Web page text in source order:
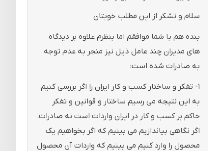
سلام و تشکر از این مطلب خوبتان
بنده هم با شما موافقم اما بنظرم علاوه بر دیدگاه
های مدیران چند عامل ذیل نیز منجر به عدم توجه
به صادرات شده است:
۱- تفکر و ساختار کسب و کار ایران را اگر بررسی کنیم
به این نتیجه می رسیم ساختار و قوانین و تفکر
حاکم بر کسب و کار در ایران واردات است نه صادرات.
اگر نگاهی بیاندازیم می بینیم که اگر بخواهیم یک
محصول را وارد کنیم می بینیم که واردات آن محصول